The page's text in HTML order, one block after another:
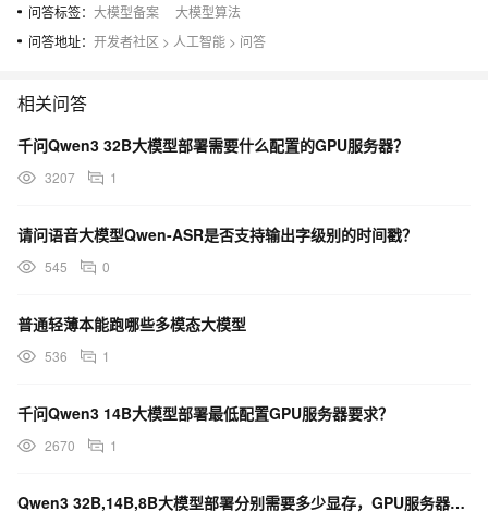
问答标签： 大模型备案
大模型算法
问答地址： 开发者社区 > 人工智能 > 问答
相关问答
千问Qwen3 32B大模型部署需要什么配置的GPU服务器？
3207 1
请问语音大模型Qwen-ASR是否支持输出字级别的时间戳？
545 0
普通轻薄本能跑哪些多模态大模型
536 1
千问Qwen3 14B大模型部署最低配置GPU服务器要求？
2670 1
Qwen3 32B,14B,8B大模型部署分别需要多少显存，GPU服务器如何选？